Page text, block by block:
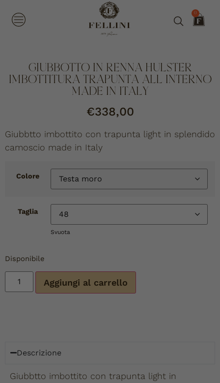
0
GIUBBOTTO IN RENNA HULSTER
IMBOTTITURA TRAPUNTA ALL INTERNO
MADE IN ITALY
€338,00
Giubbtto imbottito con trapunta light in splendido
camoscio made in Italy
Colore
Taglia
Svuota
Disponibile
Aggiungi al carrello
Descrizione
Giubbtto imbottito con trapunta light in